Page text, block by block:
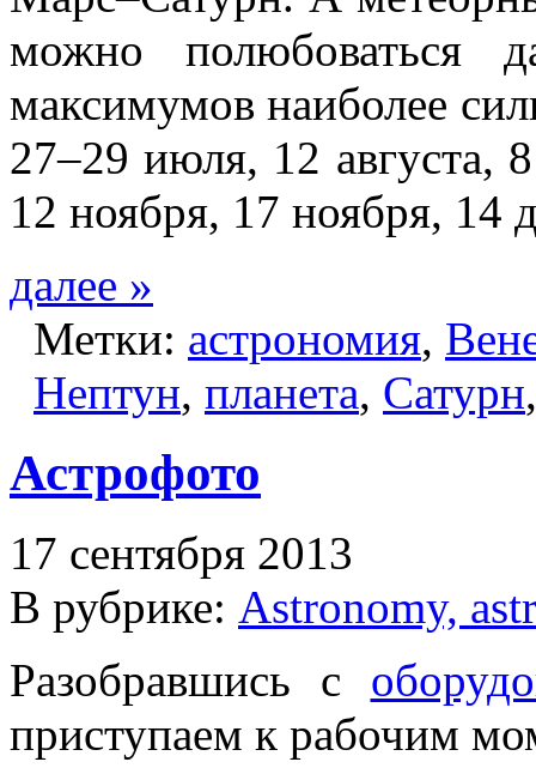
можно полюбоваться
максимумов наиболее
27–29 июля, 12 августа,
12 ноября, 17 ноября, 14
далее »
Метки: астрономия,
Нептун, планета, Сатурн
Астрофото
17 сентября 2013
В рубрике: Astronomy,
Разобравшись с
приступаем к рабочим